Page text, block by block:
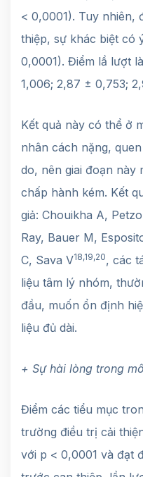
< 0,0001). Tuy nhiên,
thiệp, sự khác biệt có
0,0001). Điểm lầ lượt
1,006; 2,87 ± 0,753;
Kết quả này có thể ở
nhân cách nặng,
do, nên giai đoạn này
chấp hành kém. Kết
giả: Chouikha A,
Ray, Bauer M,
C, Sava V18,19,20, các
liệu tâm lý nhóm,
đầu, muốn ổn định
liệu đủ dài.
+ Sự hài lòng trong
Điểm các tiểu mục
trường điều trị cải
với p < 0,0001 và đạt